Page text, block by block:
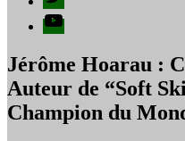
YouTube
Jérôme Hoarau :
Auteur de “Soft
Champion du